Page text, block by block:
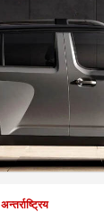
अन्तर्राष्ट्रिय